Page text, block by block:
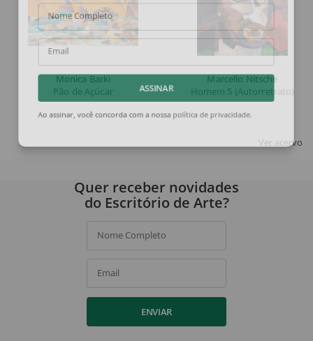
Monica Barki
Pão de Açúcar
Marcello Nitsche
Homem 5 (Autorretrato)
Ver acervo
Nome Completo
Email
Quer receber novidades
do Escritório de Arte?
Nome Completo
Email
ENVIAR